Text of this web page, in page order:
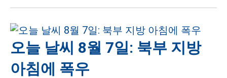
오늘 날씨 8월 7일: 북부 지방
아침에 폭우